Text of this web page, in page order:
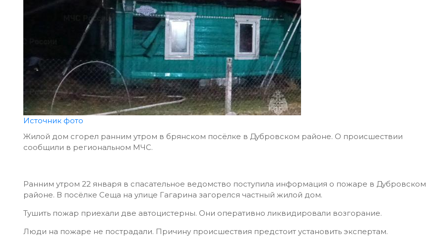
Источник фото
Жилой дом сгорел ранним утром в брянском посёлке в Дубровском районе. О происшествии
сообщили в региональном МЧС.
Ранним утром 22 января в спасательное ведомство поступила информация о пожаре в Дубровском
районе. В посёлке Сеща на улице Гагарина загорелся частный жилой дом.
Тушить пожар приехали две автоцистерны. Они оперативно ликвидировали возгорание.
Люди на пожаре не пострадали. Причину происшествия предстоит установить экспертам.